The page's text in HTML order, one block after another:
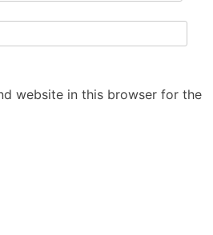
website in this browser for the